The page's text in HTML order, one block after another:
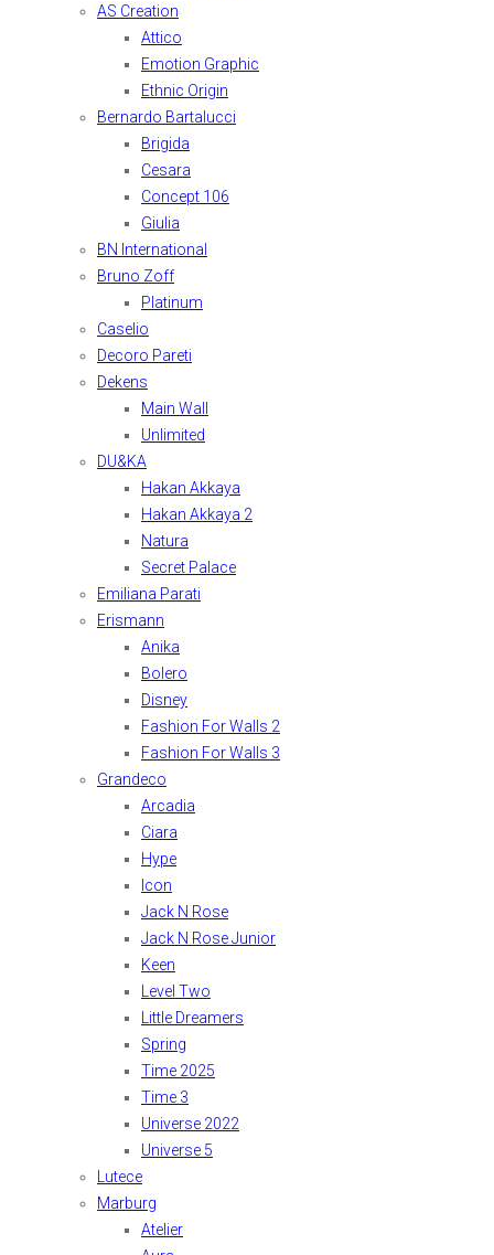
AS Creation
Attico
Emotion Graphic
Ethnic Origin
Bernardo Bartalucci
Brigida
Cesara
Concept 106
Giulia
BN International
Bruno Zoff
Platinum
Caselio
Decoro Pareti
Dekens
Main Wall
Unlimited
DU&KA
Hakan Akkaya
Hakan Akkaya 2
Natura
Secret Palace
Emiliana Parati
Erismann
Anika
Bolero
Disney
Fashion For Walls 2
Fashion For Walls 3
Grandeco
Arcadia
Ciara
Hype
Icon
Jack N Rose
Jack N Rose Junior
Keen
Level Two
Little Dreamers
Spring
Time 2025
Time 3
Universe 2022
Universe 5
Lutece
Marburg
Atelier